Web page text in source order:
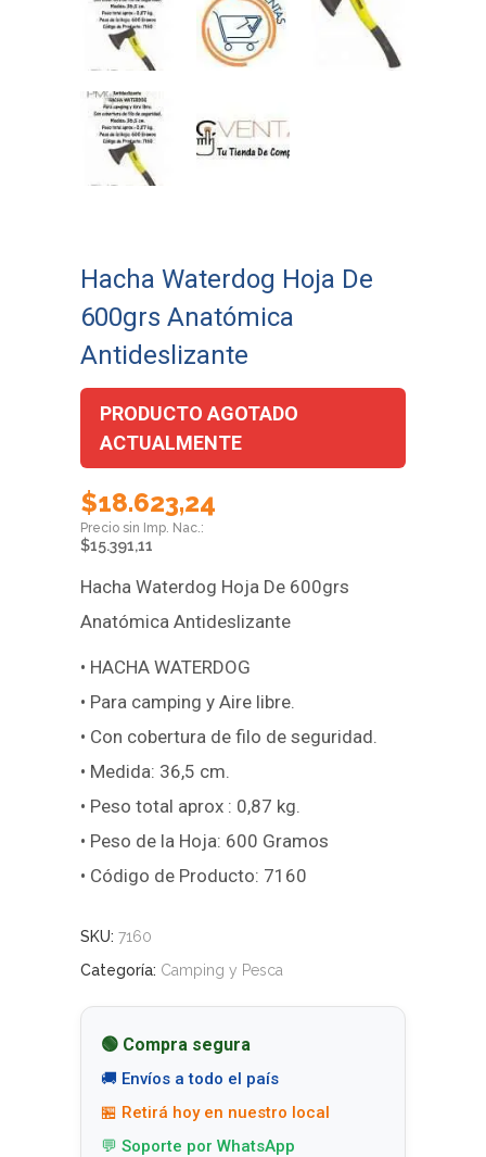
Hacha Waterdog Hoja De
600grs Anatómica
Antideslizante
PRODUCTO AGOTADO
ACTUALMENTE
$18.623,24
$15.391,11
Hacha Waterdog Hoja De 600grs
Anatómica Antideslizante
• HACHA WATERDOG
• Para camping y Aire libre.
• Con cobertura de filo de seguridad.
• Medida: 36,5 cm.
• Peso total aprox : 0,87 kg.
• Peso de la Hoja: 600 Gramos
• Código de Producto: 7160
SKU: 7160
Categoría: Camping y Pesca
🟢 Compra segura
🚚 Envíos a todo el país
🏪 Retirá hoy en nuestro local
💬 Soporte por WhatsApp